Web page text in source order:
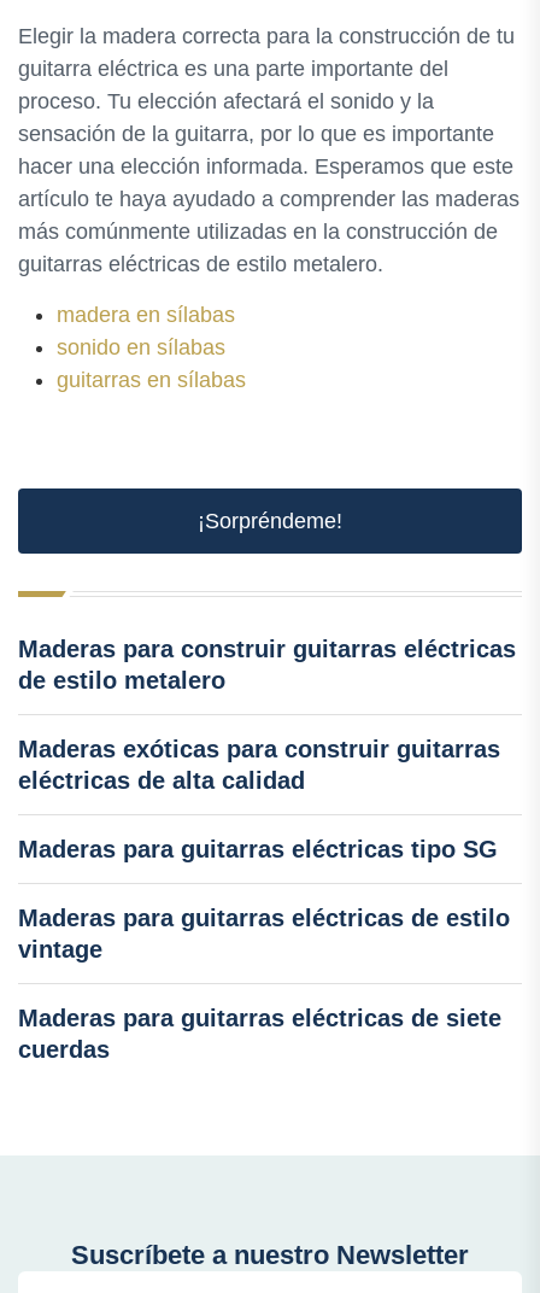
Elegir la madera correcta para la construcción de tu
guitarra eléctrica es una parte importante del
proceso. Tu elección afectará el sonido y la
sensación de la guitarra, por lo que es importante
hacer una elección informada. Esperamos que este
artículo te haya ayudado a comprender las maderas
más comúnmente utilizadas en la construcción de
guitarras eléctricas de estilo metalero.
madera en sílabas
sonido en sílabas
guitarras en sílabas
¡Sorpréndeme!
Maderas para construir guitarras eléctricas
de estilo metalero
Maderas exóticas para construir guitarras
eléctricas de alta calidad
Maderas para guitarras eléctricas tipo SG
Maderas para guitarras eléctricas de estilo
vintage
Maderas para guitarras eléctricas de siete
cuerdas
Suscríbete a nuestro Newsletter